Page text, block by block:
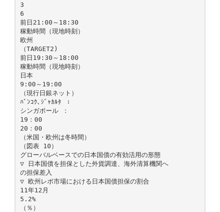
3
6
前日21:00～18:30
稼動時間（現地時刻）
欧州
（TARGET2)
前日19:30～18:00
稼動時間（現地時刻）
日本
9:00～19:00
（現行日銀ネット）
ﾊﾞﾝｺｸ､ｼﾞｬｶﾙﾀ ：
シンガポール ：
19：00
20：00
（米国・欧州は冬時間）
（図表 10）
グローバルベースでの日本国債の有効活用の形態
▽ 日本国債を担保とした外貨調達、海外清算機関へ
の担保差入
▽ 欧州レポ市場における日本国債担保の割合
11年12月
5.2%
（％）